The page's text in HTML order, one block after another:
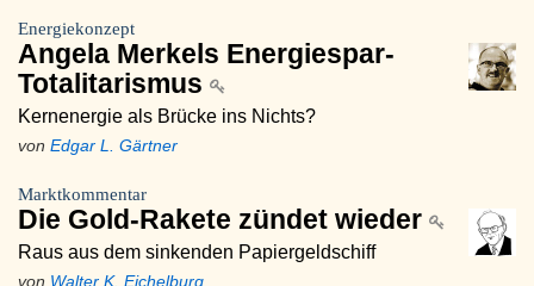
Energiekonzept
Angela Merkels Energiespar-
Totalitarismus
Kernenergie als Brücke ins Nichts?
von Edgar L. Gärtner
Marktkommentar
Die Gold-Rakete zündet wieder
Raus aus dem sinkenden Papiergeldschiff
von Walter K. Eichelburg